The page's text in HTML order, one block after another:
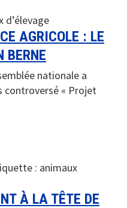
d’élevage
AGRICOLE : LE
BERNE
nationale a
« Projet
: animaux
À LA TÊTE DE